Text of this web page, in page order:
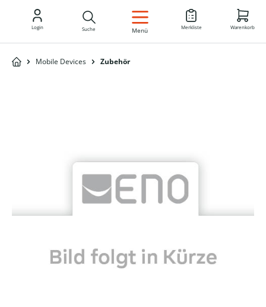
DE
Login Suche Menü Merkliste Warenkorb
Mobile Devices Zubehör